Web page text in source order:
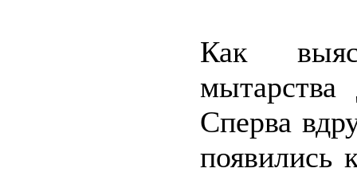
Как
Сперва
появились